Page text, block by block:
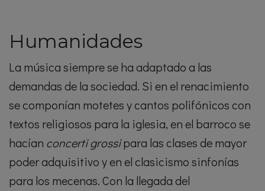
Humanidades
La música siempre se ha adaptado a las
demandas de la sociedad. Si en el renacimiento
se componían motetes y cantos polifónicos con
textos religiosos para la iglesia, en el barroco se
hacían concerti grossipara las clases de mayor
poder adquisitivo y en el clasicismo sinfonías
para los mecenas. Con la llegada del